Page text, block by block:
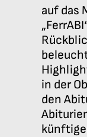
auf das
in der
den